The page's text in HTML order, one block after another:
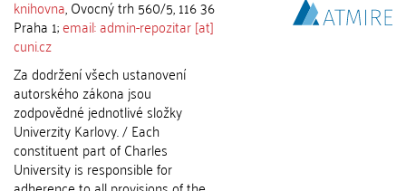
knihovna, Ovocný trh 560/5, 116 36
Praha 1;email: admin-repozitar [at]
cuni.cz
Za dodržení všech ustanovení
autorského zákona jsou
zodpovědné jednotlivé složky
Univerzity Karlovy. / Each
constituent part of Charles
University is responsible for